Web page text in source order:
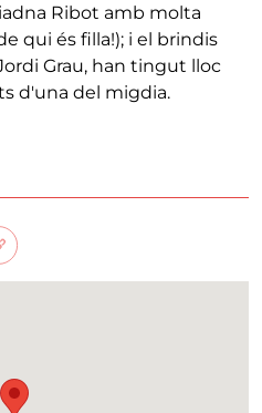
Ribot amb molta
qui és filla!); i el brindis
Grau, han tingut lloc
d'una del migdia.